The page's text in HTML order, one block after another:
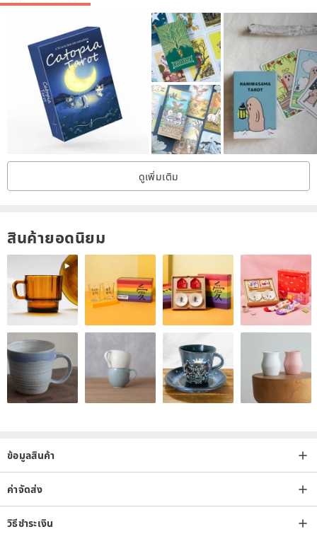
ดูเพิ่มเติม
สินค้ายอดนิยม
ข้อมูลสินค้า
ค่าจัดส่ง
วิธีชำระเงิน